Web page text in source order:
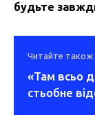
будьте
Читайте також
«Там всьо
стьобне